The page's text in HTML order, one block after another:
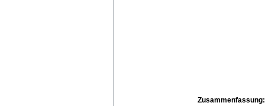
Zusammenfassung: